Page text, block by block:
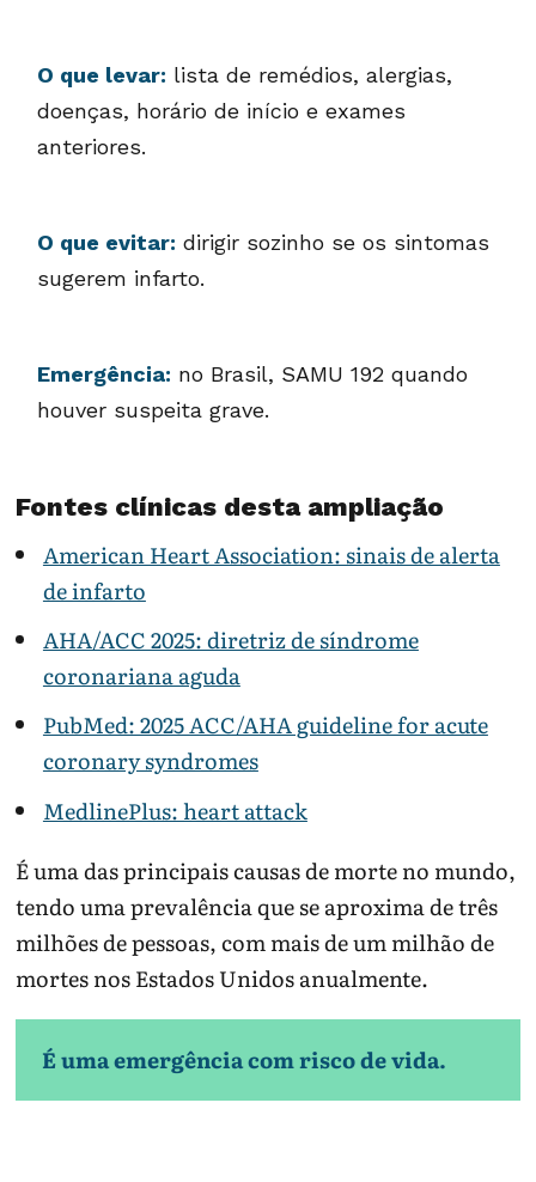
O que levar: lista de remédios, alergias,
doenças, horário de início e exames
anteriores.
O que evitar: dirigir sozinho se os sintomas
sugerem infarto.
Emergência: no Brasil, SAMU 192 quando
houver suspeita grave.
Fontes clínicas desta ampliação
American Heart Association: sinais de alerta
de infarto
AHA/ACC 2025: diretriz de síndrome
coronariana aguda
PubMed: 2025 ACC/AHA guideline for acute
coronary syndromes
MedlinePlus: heart attack
É uma das principais causas de morte no mundo,
tendo uma prevalência que se aproxima de três
milhões de pessoas, com mais de um milhão de
mortes nos Estados Unidos anualmente.
É uma emergência com risco de vida.